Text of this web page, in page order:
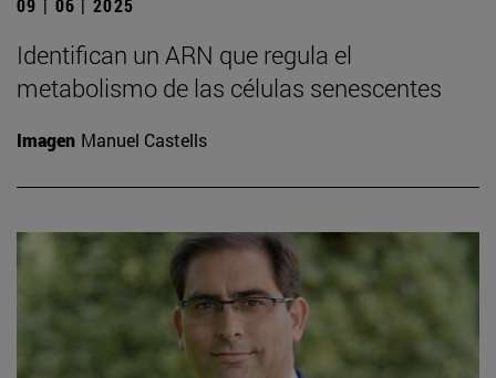
09 | 06 | 2025
Identifican un ARN que regula el
metabolismo de las células senescentes
Imagen Manuel Castells